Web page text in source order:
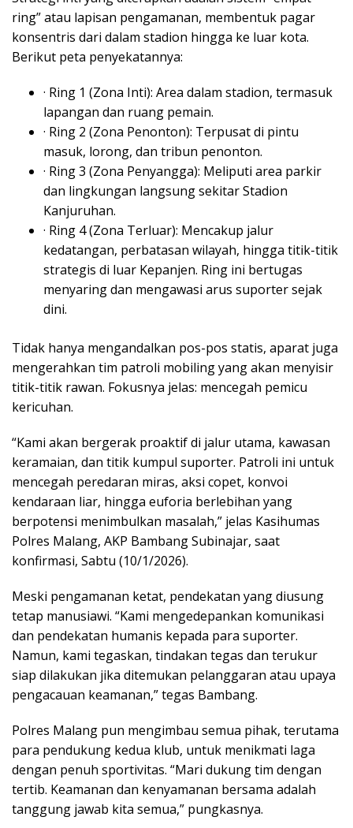
ring” atau lapisan pengamanan, membentuk pagar
konsentris dari dalam stadion hingga ke luar kota.
Berikut peta penyekatannya:
· Ring 1 (Zona Inti): Area dalam stadion, termasuk
lapangan dan ruang pemain.
· Ring 2 (Zona Penonton): Terpusat di pintu
masuk, lorong, dan tribun penonton.
· Ring 3 (Zona Penyangga): Meliputi area parkir
dan lingkungan langsung sekitar Stadion
Kanjuruhan.
· Ring 4 (Zona Terluar): Mencakup jalur
kedatangan, perbatasan wilayah, hingga titik-titik
strategis di luar Kepanjen. Ring ini bertugas
menyaring dan mengawasi arus suporter sejak
dini.
Tidak hanya mengandalkan pos-pos statis, aparat juga
mengerahkan tim patroli mobiling yang akan menyisir
titik-titik rawan. Fokusnya jelas: mencegah pemicu
kericuhan.
“Kami akan bergerak proaktif di jalur utama, kawasan
keramaian, dan titik kumpul suporter. Patroli ini untuk
mencegah peredaran miras, aksi copet, konvoi
kendaraan liar, hingga euforia berlebihan yang
berpotensi menimbulkan masalah,” jelas Kasihumas
Polres Malang, AKP Bambang Subinajar, saat
konfirmasi, Sabtu (10/1/2026).
Meski pengamanan ketat, pendekatan yang diusung
tetap manusiawi. “Kami mengedepankan komunikasi
dan pendekatan humanis kepada para suporter.
Namun, kami tegaskan, tindakan tegas dan terukur
siap dilakukan jika ditemukan pelanggaran atau upaya
pengacauan keamanan,” tegas Bambang.
Polres Malang pun mengimbau semua pihak, terutama
para pendukung kedua klub, untuk menikmati laga
dengan penuh sportivitas. “Mari dukung tim dengan
tertib. Keamanan dan kenyamanan bersama adalah
tanggung jawab kita semua,” pungkasnya.